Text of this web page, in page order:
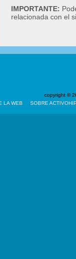
IMPORTANTE:
relacionada con el
copyright ©
LA WEB SOBRE